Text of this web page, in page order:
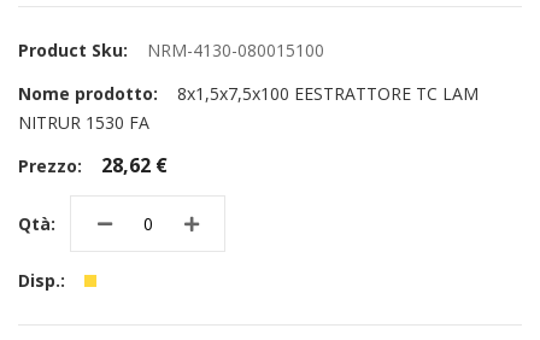
NRM-4130-080015100
8x1,5x7,5x100 EESTRATTORE TC LAM
NITRUR 1530 FA
28,62 €